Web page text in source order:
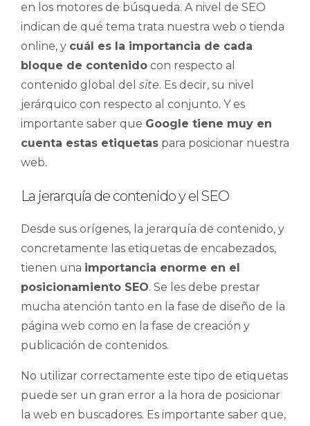
en los motores de búsqueda. A nivel de SEO
indican de qué tema trata nuestra web o tienda
online, y cuál es la importancia de cada
bloque de contenido con respecto al
contenido global del site. Es decir, su nivel
jerárquico con respecto al conjunto. Y es
importante saber que Google tiene muy en
cuenta estas etiquetas para posicionar nuestra
web.
La jerarquía de contenido y el SEO
Desde sus orígenes, la jerarquía de contenido, y
concretamente las etiquetas de encabezados,
tienen una importancia enorme en el
posicionamiento SEO. Se les debe prestar
mucha atención tanto en la fase de diseño de la
página web como en la fase de creación y
publicación de contenidos.
No utilizar correctamente este tipo de etiquetas
puede ser un gran error a la hora de posicionar
la web en buscadores. Es importante saber que,